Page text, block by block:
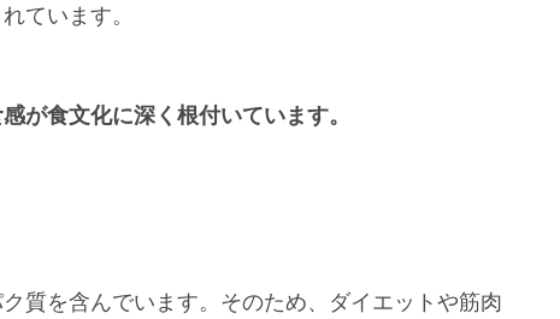
ています。
が食文化に深く根付いています。
質を含んでいます。そのため、ダイエットや筋肉